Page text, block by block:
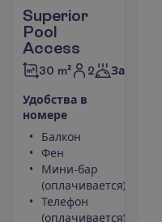
Superior
Pool
Access
30 m² 2 Завтраки
Удобства в
номере
Балкон
Фен
Мини-бар
(оплачивается)
Телефон
(оплачивается)